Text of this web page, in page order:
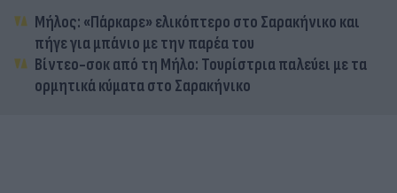
Μήλος: «Πάρκαρε» ελικόπτερο στο Σαρακήνικο και
πήγε για μπάνιο με την παρέα του
Βίντεο-σοκ από τη Μήλο: Τουρίστρια παλεύει με τα
ορμητικά κύματα στο Σαρακήνικο